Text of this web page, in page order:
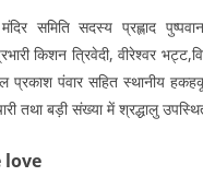
समिति सदस्य प्रह्लाद
किशन त्रिवेदी, वीरेश्वर
प्रकाश पंवार सहित स्थानीय
तथा बड़ी संख्या में श्रद्धालु
love